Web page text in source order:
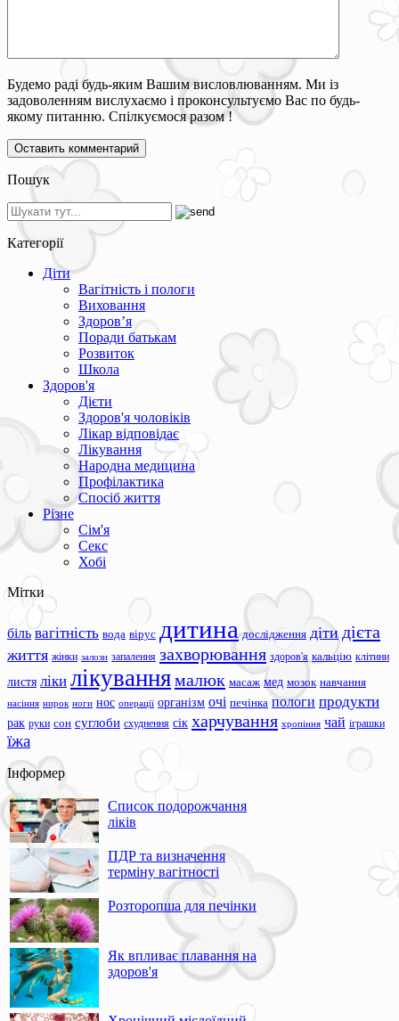
Будемо раді будь-яким Вашим висловлюванням. Ми із
задоволенням вислухаємо і проконсультуємо Вас по будь-
якому питанню. Спілкуємося разом !
Пошук
Категорії
Діти
Вагітність і пологи
Виховання
Здоров’я
Поради батькам
Розвиток
Школа
Здоров'я
Дієти
Здоров'я чоловіків
Лікар відповідає
Лікування
Народна медицина
Профілактика
Спосіб життя
Різне
Сім'я
Секс
Хобі
Мітки
біль вагітність вода вірус дитина дослідження діти дієта
життя жінки залози запалення захворювання здоров'я кальцію клітини
листя ліки лікуваннямалюк масаж мед мозок навчання
насіння нирок ноги нос операції організм очі печінка пологи продукти
рак руки сон суглоби схуднення сік харчування хропіння чай іграшки
їжа
Інформер
Список подорожчання
ліків
ПДР та визначення
терміну вагітності
Розторопша для печінки
Як впливає плавання на
здоров'я